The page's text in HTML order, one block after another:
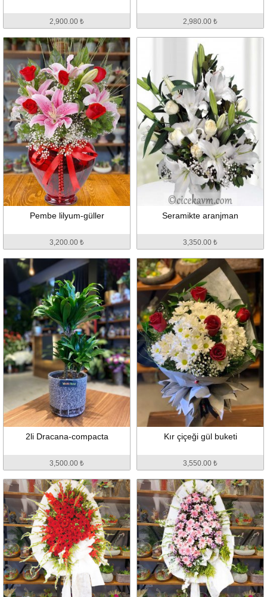
2,900.00 ₺ 2,980.00 ₺
Pembe lilyum-güller
3,200.00 ₺
Seramikte aranjman
3,350.00 ₺
2li Dracana-compacta
3,500.00 ₺
Kır çiçeği gül buketi
3,550.00 ₺